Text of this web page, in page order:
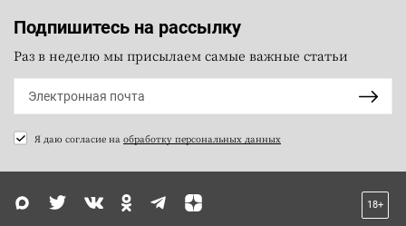
Подпишитесь на рассылку
Раз в неделю мы присылаем самые важные статьи
Я даю согласие на обработку персональных данных
18+